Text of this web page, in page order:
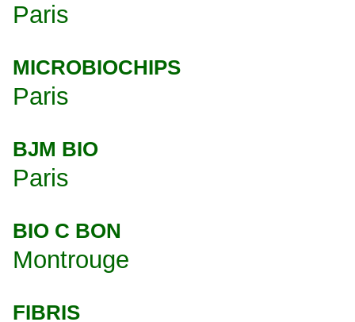
Paris
MICROBIOCHIPS
Paris
BJM BIO
Paris
BIO C BON
Montrouge
FIBRIS